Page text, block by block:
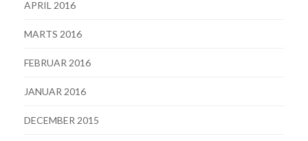
APRIL 2016
MARTS 2016
FEBRUAR 2016
JANUAR 2016
DECEMBER 2015